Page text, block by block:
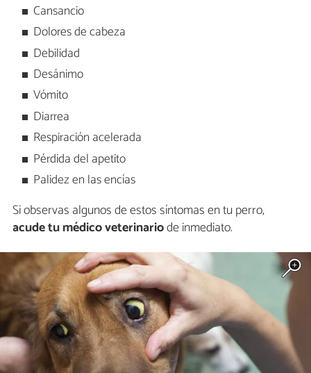
Cansancio
Dolores de cabeza
Debilidad
Desánimo
Vómito
Diarrea
Respiración acelerada
Pérdida del apetito
Palidez en las encías
Si observas algunos de estos síntomas en tu perro,
acude tu médico veterinariode inmediato.